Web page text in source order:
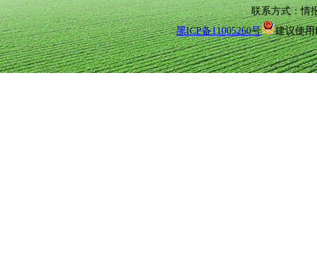
联系方式：情
黑ICP备11005260号
建议使用